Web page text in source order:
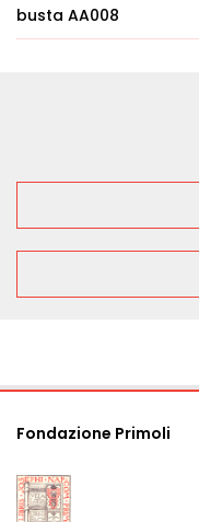
busta AA008
Fondazione Primoli